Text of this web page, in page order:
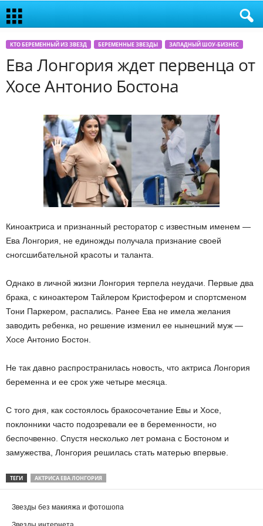
КТО БЕРЕМЕННЫЙ ИЗ ЗВЕЗД БЕРЕМЕННЫЕ ЗВЕЗДЫ ЗАПАДНЫЙ ШОУ-БИЗНЕС
Ева Лонгория ждет первенца от
Хосе Антонио Бостона
Киноактриса и признанный ресторатор с известным именем —
Ева Лонгория, не единожды получала признание своей
сногсшибательной красоты и таланта.
Однако в личной жизни Лонгория терпела неудачи. Первые два
брака, с киноактером Тайлером Кристофером и спортсменом
Тони Паркером, распались. Ранее Ева не имела желания
заводить ребенка, но решение изменил ее нынешний муж —
Хосе Антонио Бостон.
Не так давно распространилась новость, что актриса Лонгория
беременна и ее срок уже четыре месяца.
С того дня, как состоялось бракосочетание Евы и Хосе,
поклонники часто подозревали ее в беременности, но
беспочвенно. Спустя несколько лет романа с Бостоном и
замужества, Лонгория решилась стать матерью впервые.
ТЕГИ АКТРИСА ЕВА ЛОНГОРИЯ
Звезды без макияжа и фотошопа